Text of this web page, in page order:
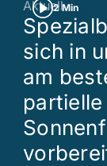
2 Min
Aktuell
sich in
am
partielle